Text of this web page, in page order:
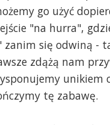
go użyć
"na hurra",
zanim się odwiną -
zdążą nam
unikiem
tę zabawę.